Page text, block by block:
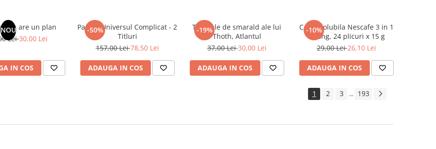
NOUtau are un plan
Lei30,00 Lei
IN COS
-50%
Pachet Universul Complicat - 2
Titluri
157,00 Lei78,50 Lei
ADAUGA IN COS
-19%
Tablitele de smarald ale lui
Thoth, Atlantul
37,00 Lei30,00 Lei
ADAUGA IN COS
-10%
Cafea solubila Nescafe 3 in 1
Strong, 24 plicuri x 15 g
29,00 Lei26,10 Lei
ADAUGA IN COS
1 2 3 ... 193